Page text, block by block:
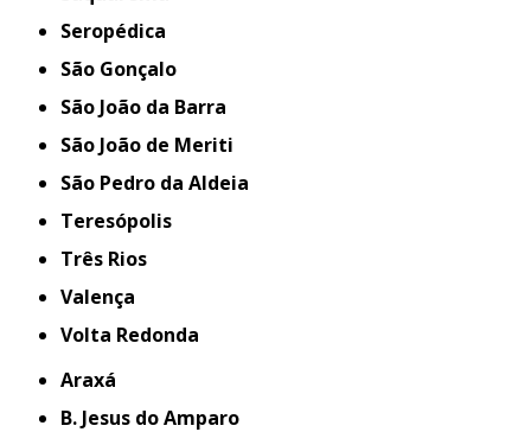
Seropédica
São Gonçalo
São João da Barra
São João de Meriti
São Pedro da Aldeia
Teresópolis
Três Rios
Valença
Volta Redonda
Araxá
B. Jesus do Amparo